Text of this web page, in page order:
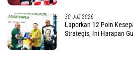
30 Juli 2026
Laporkan 12 Poin
Strategis, Ini Harapan